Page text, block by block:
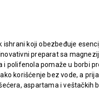
ishrani koji obezbeđuje
preparat sa
i polifenola pomaže u borbi
korišćenje bez vode, a
aspartama i veštačkih